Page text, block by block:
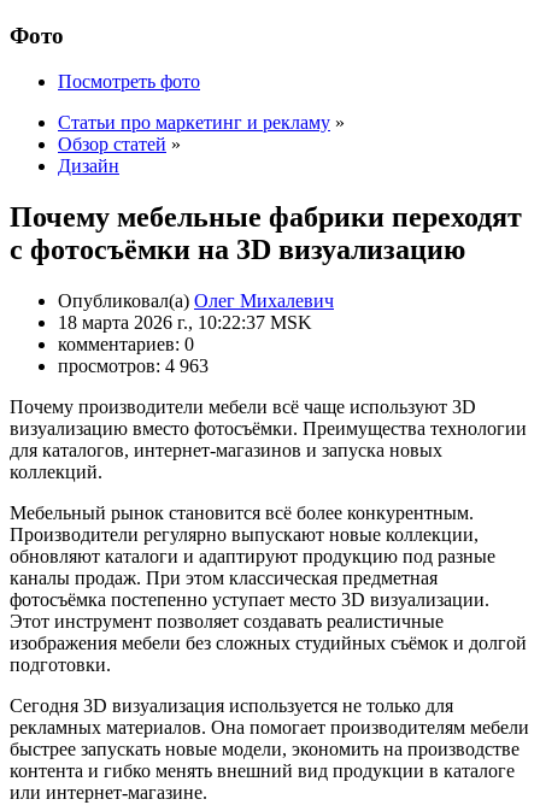
Фото
Посмотреть фото
Статьи про маркетинг и рекламу »
Обзор статей »
Дизайн
Почему мебельные фабрики переходят
с фотосъёмки на 3D визуализацию
Опубликовал(а) Олег Михалевич
18 марта 2026 г., 10:22:37 MSK
комментариев: 0
просмотров: 4 963
Почему производители мебели всё чаще используют 3D
визуализацию вместо фотосъёмки. Преимущества технологии
для каталогов, интернет-магазинов и запуска новых
коллекций.
Мебельный рынок становится всё более конкурентным.
Производители регулярно выпускают новые коллекции,
обновляют каталоги и адаптируют продукцию под разные
каналы продаж. При этом классическая предметная
фотосъёмка постепенно уступает место 3D визуализации.
Этот инструмент позволяет создавать реалистичные
изображения мебели без сложных студийных съёмок и долгой
подготовки.
Сегодня 3D визуализация используется не только для
рекламных материалов. Она помогает производителям мебели
быстрее запускать новые модели, экономить на производстве
контента и гибко менять внешний вид продукции в каталоге
или интернет-магазине.